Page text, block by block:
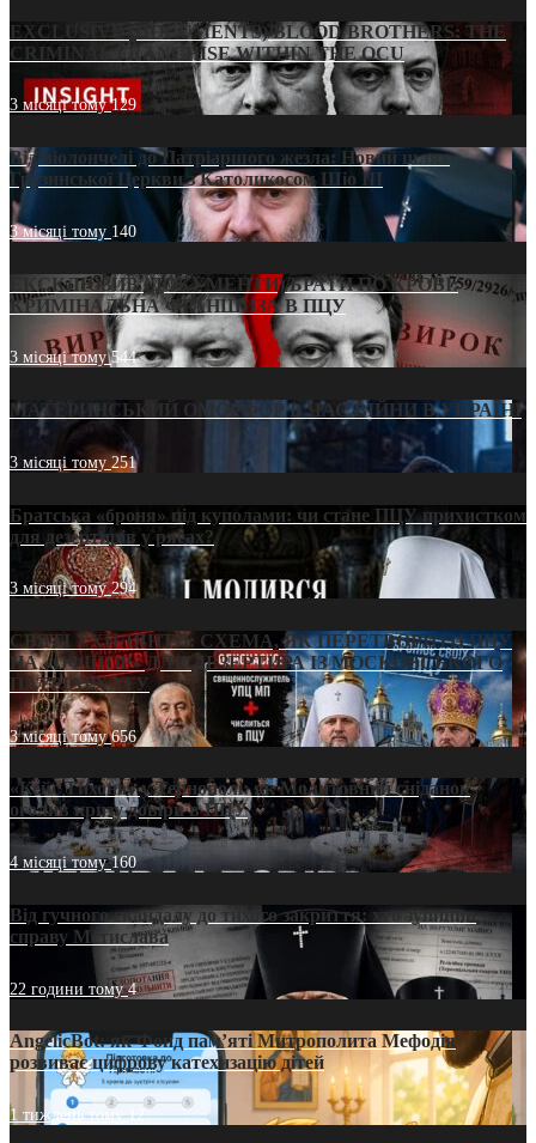
EXCLUSIVE (DOCUMENTS)/BLOOD BROTHERS: THE
CRIMINAL FRANCHISE WITHIN THE OCU
3 місяці тому129
Від віолончелі до Патріаршого жезла: Новий шлях
Грузинської Церкви з Католикосом Шіо III
3 місяці тому 140
ЕКСКЛЮЗИВ (ДОКУМЕНТИ)/БРАТИ ПО КРОВІ:
КРИМІНАЛЬНА ФРАНШИЗА В ПЦУ
3 місяці тому544
МАТЕРИНСЬКИЙ ОМОРФОР В ЧАС ВІЙНИ В УКРАЇНІ
3 місяці тому251
Братська «броня» під куполами: чи стане ПЦУ прихистком
для дезертирів у рясах?
3 місяці тому294
СВЯТІ УХИЛЯНТИ: СХЕМА, ЯК ПЕРЕТВОРИТИ ПЦУ
НА «ОФШОР» ДЛЯ ДЕЗЕРТИРА ІЗ МОСКОВСЬКОГО
ПАТРІАРХАТУ
3 місяці тому656
«Кейс Тихона» у Тернополі: як Молитовний сніданок
оголив кризу довіри в ПЦУ
4 місяці тому160
Від гучного скандалу до тихого закриття: хто зупинив
справу Мстислава
22 години тому4
AngelicBot: як Фонд пам’яті Митрополита Мефодія
розвиває цифрову катехизацію дітей
1 тиждень тому12